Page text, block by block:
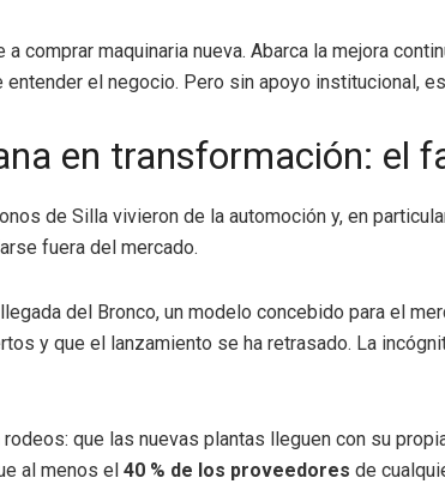
comprar maquinaria nueva. Abarca la mejora
el negocio. Pero sin apoyo institucional,
en transformación: el
de Silla vivieron de la automoción y, en
fuera del mercado.
del Bronco, un modelo concebido para el
y que el lanzamiento se ha retrasado. La
que las nuevas plantas lleguen con su
al menos el 40 % de los proveedores de